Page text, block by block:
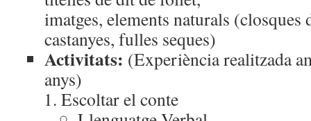
imatges, elements naturals (closques
castanyes, fulles seques)
Activitats: (Experiència realitzada
anys)
Escoltar el conte